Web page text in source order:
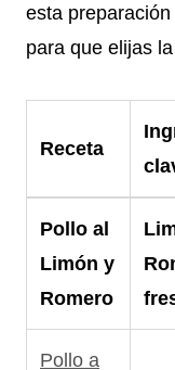
esta
para que elijas
Receta
Pollo al
Limón y
Romero
Pollo a